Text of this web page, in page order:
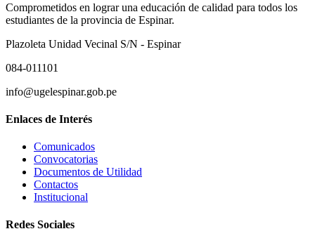
Comprometidos en lograr una educación de calidad para todos los
estudiantes de la provincia de Espinar.
Plazoleta Unidad Vecinal S/N - Espinar
084-011101
info@ugelespinar.gob.pe
Enlaces de Interés
Comunicados
Convocatorias
Documentos de Utilidad
Contactos
Institucional
Redes Sociales